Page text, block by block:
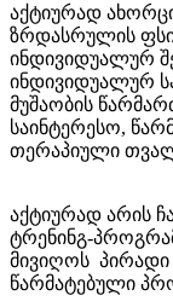
აქტიურად
ზრდასრულის
ინდივიდუალურ
ინდივიდუალურ
მუშაობის
საინტერესო,
თერაპიული
აქტიურად არის
ტრენინგ-
მივიღოს
წარმატებული